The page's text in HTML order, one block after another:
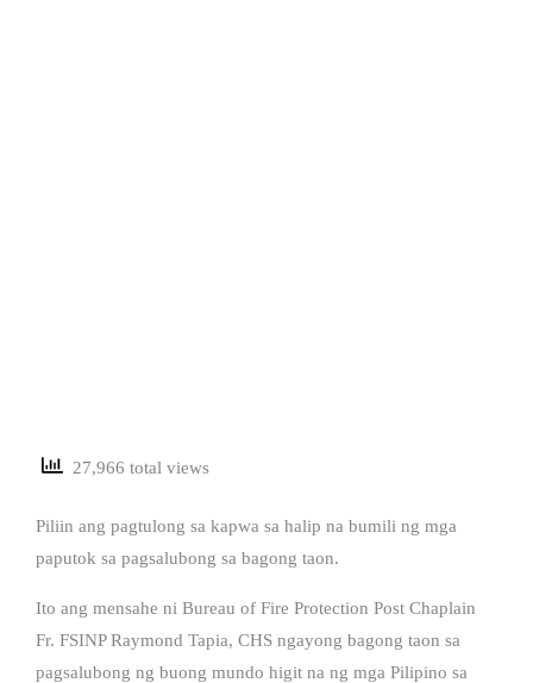
27,966 total views
Piliin ang pagtulong sa kapwa sa halip na bumili ng mga
paputok sa pagsalubong sa bagong taon.
Ito ang mensahe ni Bureau of Fire Protection Post Chaplain
Fr. FSINP Raymond Tapia, CHS ngayong bagong taon sa
pagsalubong ng buong mundo higit na ng mga Pilipino sa